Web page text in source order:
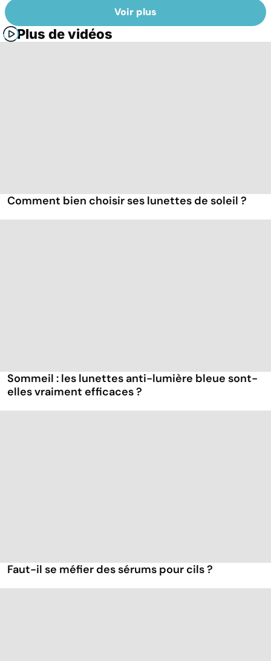
Voir plus
Plus de vidéos
Comment bien choisir ses lunettes de soleil ?
Sommeil : les lunettes anti-lumière bleue sont-
elles vraiment efficaces ?
Faut-il se méfier des sérums pour cils ?